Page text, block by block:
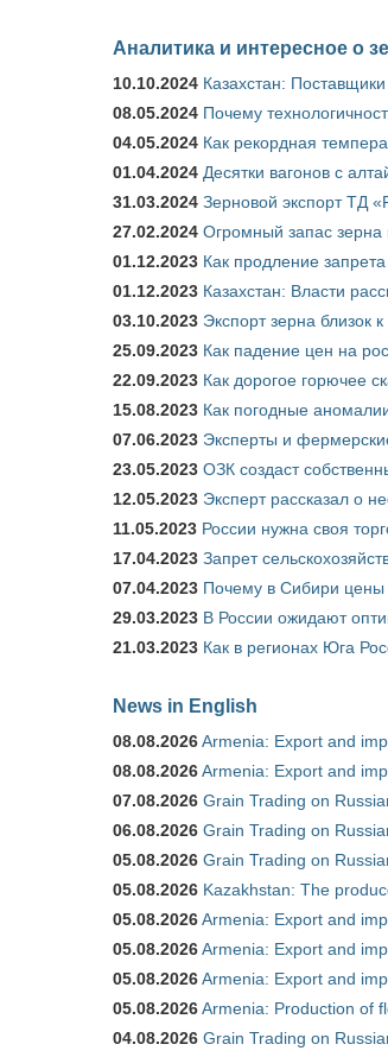
Аналитика и интересное о
10.10.2024 Казахстан:
08.05.2024 Почему
04.05.2024 Как рекордная
01.04.2024 Десятки вагонов с
31.03.2024 Зерновой экспорт ТД
27.02.2024 Огромный запас зерна
01.12.2023 Как продление
01.12.2023 Казахстан: Власти
03.10.2023 Экспорт зерна близок
25.09.2023 Как падение цен на
22.09.2023 Как дорогое горючее
15.08.2023 Как погодные
07.06.2023 Эксперты и
23.05.2023 ОЗК создаст
12.05.2023 Эксперт рассказал о
11.05.2023 России нужна своя
17.04.2023 Запрет
07.04.2023 Почему в Сибири
29.03.2023 В России ожидают
21.03.2023 Как в регионах Юга
News in English
08.08.2026Armenia: Export and
08.08.2026Armenia: Export and
07.08.2026 Grain Trading on
06.08.2026 Grain Trading on
05.08.2026 Grain Trading on
05.08.2026 Kazakhstan: The
05.08.2026Armenia: Export and
05.08.2026Armenia: Export and
05.08.2026Armenia: Export and
05.08.2026Armenia: Production of
04.08.2026 Grain Trading on